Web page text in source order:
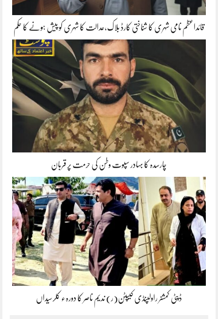
قائداعظم نامی شہری کا شناختی کارڈ بلاک،عدالت کا شہری کو پیش ہونے کا حکم
چارسدہ کا بہادر سپوت وطن کی حرمت پر قربان
ڈپٹی کمشنر راولپنڈی کیپٹن(ر) ندیم ناصر کا دورہء کلرسیداں